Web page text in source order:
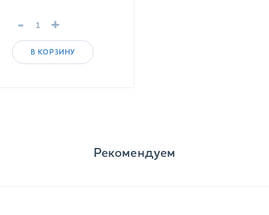
- +
В КОРЗИНУ
Рекомендуем